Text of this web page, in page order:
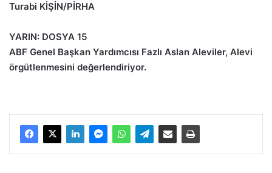
Turabi KİŞİN/PİRHA
YARIN: DOSYA 15
ABF Genel Başkan Yardımcısı Fazlı Aslan Aleviler, Alevi
örgütlenmesini değerlendiriyor.